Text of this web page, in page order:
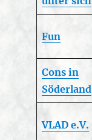
Fun
Cons in
Söderland
VLAD e.V.